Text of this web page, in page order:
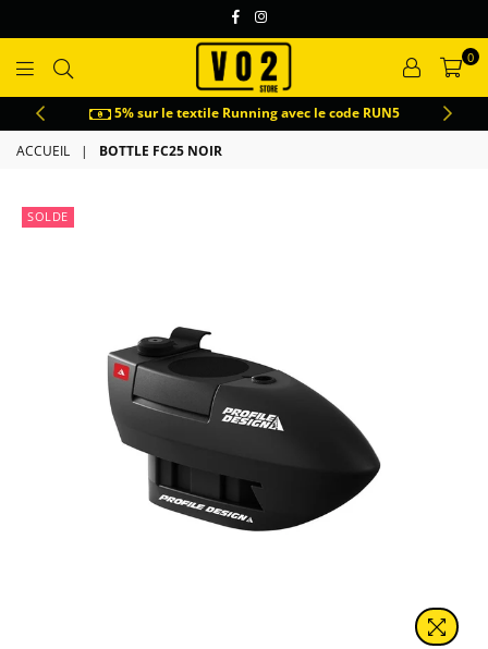
FacebookInstagram
VO2
0
5% sur le textile Running avec le code RUN5
ACCUEIL | BOTTLE FC25 NOIR
SOLDE